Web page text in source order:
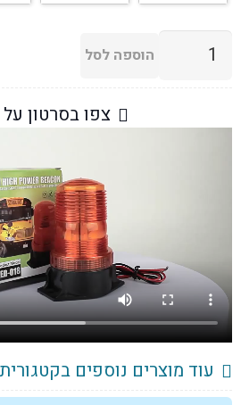
כמות
של
אדום
או
כחול,
מתאים
לטרקטורים
ורכבי
הוספה לסל
צפו בסרטון
עוד מוצרים נוספים